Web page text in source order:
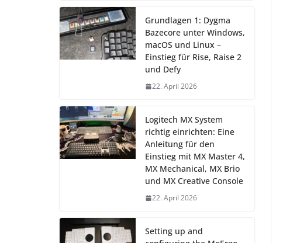
Grundlagen 1: Dygma
Bazecore unter Windows,
macOS und Linux –
Einstieg für Rise, Raise 2
und Defy
22. April 2026
Logitech MX System
richtig einrichten: Eine
Anleitung für den
Einstieg mit MX Master 4,
MX Mechanical, MX Brio
und MX Creative Console
22. April 2026
Setting up and